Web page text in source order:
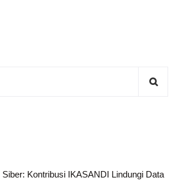
Kontribusi IKASANDI Lindungi Data